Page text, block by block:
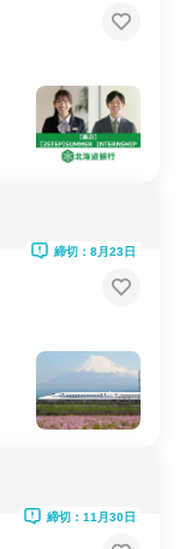
締切：8月23日
締切：11月30日